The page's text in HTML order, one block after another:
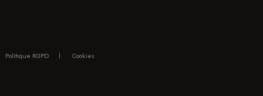
Politique RGPD Cookies